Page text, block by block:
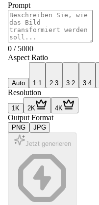
Prompt
0 / 5000
Aspect Ratio
Auto 1:1 2:3 3:2 3:4
Resolution
1K 2K 4K
Output Format
PNG JPG
Jetzt generieren